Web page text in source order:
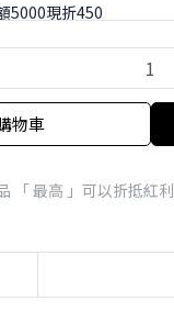
5000現折450
8000現折888
物車
「 最高 」可以折抵紅利